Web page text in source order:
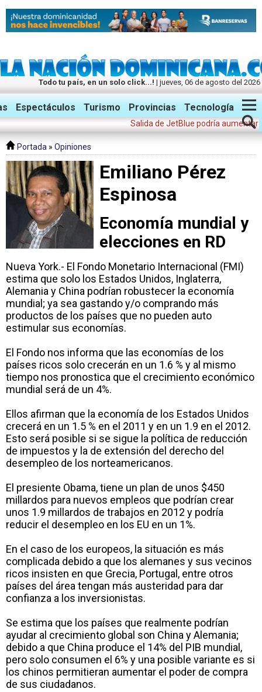
Todo tu país, en un solo click...! | jueves, 06 de agosto del 2026
Twitter Facebook Instagram
Espectáculos Turismo Provincias Tecnología
Salida de JetBlue podría aumentar
Portada » Opiniones
Emiliano Pérez
Espinosa
Economía mundial y
elecciones en RD
Nueva York.- El Fondo Monetario Internacional (FMI)
estima que solo los Estados Unidos, Inglaterra,
Alemania y China podrían robustecer la economía
mundial; ya sea gastando y/o comprando más
productos de los países que no pueden auto
estimular sus economías.
El Fondo nos informa que las economías de los
países ricos solo crecerán en un 1.6 % y al mismo
tiempo nos pronostica que el crecimiento económico
mundial será de un 4%.
Ellos afirman que la economía de los Estados Unidos
crecerá en un 1.5 % en el 2011 y en un 1.9 en el 2012.
Esto será posible si se sigue la política de reducción
de impuestos y la de extensión del derecho del
desempleo de los norteamericanos.
El presiente Obama, tiene un plan de unos $450
millardos para nuevos empleos que podrían crear
unos 1.9 millardos de trabajos en 2012 y podría
reducir el desempleo en los EU en un 1%.
En el caso de los europeos, la situación es más
complicada debido a que los alemanes y sus vecinos
ricos insisten en que Grecia, Portugal, entre otros
países del área tengan más austeridad para dar
confianza a los inversionistas.
Se estima que los países que realmente podrían
ayudar al crecimiento global son China y Alemania;
debido a que China produce el 14% del PIB mundial,
pero solo consumen el 6% y una posible variante es si
los chinos permitieran aumentar el poder de compra
de sus ciudadanos.